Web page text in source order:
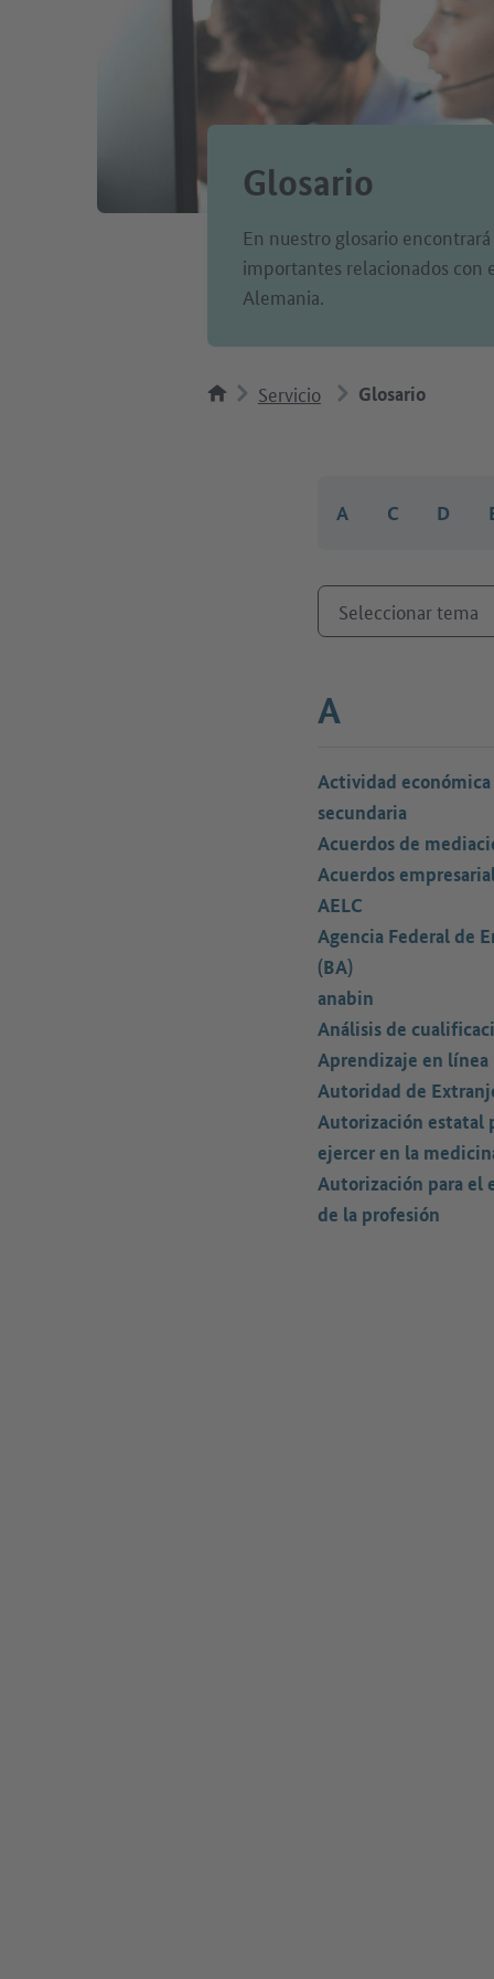
Glosario
En nuestro glosario
importantes relacionados con
Alemania.
Servicio Glosario
A C D
A
Actividad económica
secundaria
Acuerdos de
Acuerdos
AELC
Agencia Federal de
(BA)
anabin
Análisis de
Aprendizaje en línea
Autoridad de
Autorización estatal
ejercer en la
Autorización para el
de la profesión